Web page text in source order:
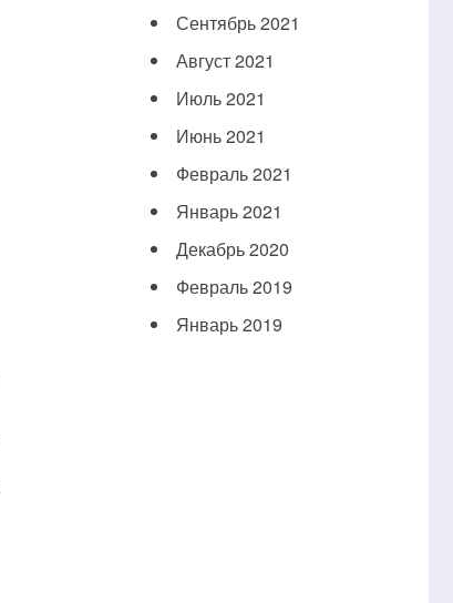
Сентябрь 2021
Август 2021
Июль 2021
Июнь 2021
Февраль 2021
Январь 2021
Декабрь 2020
Февраль 2019
Январь 2019